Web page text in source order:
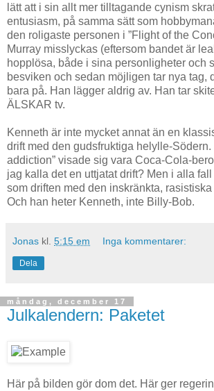
lätt att i sin allt mer tilltagande cynism
entusiasm, på samma sätt som
den roligaste personen i ”Flight of the
Murray misslyckas (eftersom bandet är
hopplösa, både i sina personligheter och
besviken och sedan möjligen tar nya tag,
bara på. Han lägger aldrig av. Han tar
ÄLSKAR tv.
Kenneth är inte mycket annat än en
drift med den gudsfruktiga helylle-Södern.
addiction” visade sig vara Coca-Cola-
jag kalla det en uttjatat drift? Men i alla
som driften med den inskränkta,
Och han heter Kenneth, inte Billy-Bob.
Jonas kl. 5:15 em Inga kommentarer:
Dela
måndag, december 17
Julkalendern: Paketet
Här på bilden gör dom det. Här ger